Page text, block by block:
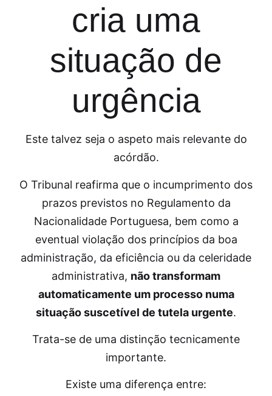
cria uma
situação de
urgência
Este talvez seja o aspeto mais relevante do
acórdão.
O Tribunal reafirma que o incumprimento dos
prazos previstos no Regulamento da
Nacionalidade Portuguesa, bem como a
eventual violação dos princípios da boa
administração, da eficiência ou da celeridade
administrativa, não transformam
automaticamente um processo numa
situação suscetível de tutela urgente.
Trata-se de uma distinção tecnicamente
importante.
Existe uma diferença entre: